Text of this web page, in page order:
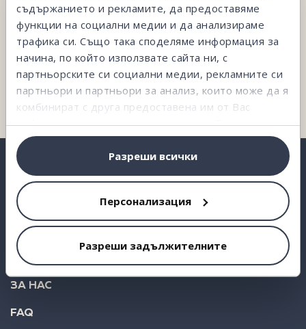
съдържанието и рекламите, да предоставяме
функции на социални медии и да анализираме
трафика си. Също така споделяме информация за
начина, по който използвате сайта ни, с
партньорските си социални медии, рекламните си
партньори и партньори за анализ, които може да я
комбинират с друга предоставена им от Вас
информация или с такава, която са събрали от
ползването от Ваша страна на услугите им.
Разреши всички
Персонализация
Разреши задължителните
НЕ ОТКРИВАШ ТОВА, КОЕТО ТЪРСИШ?
На твое разположение сме и ще ти съдействаме.
Свържи се с нас
ВЗЕМИ КРЕДИТ
ИНВЕСТИРАЙ
СТАТИСТИКА
ЗА НАС
FAQ